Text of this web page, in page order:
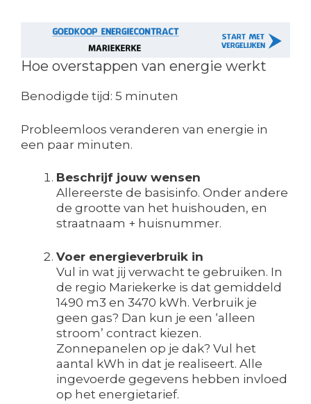
Hoe overstappen van energie werkt
Benodigde tijd: 5 minuten
Probleemloos veranderen van energie in
een paar minuten.
Beschrijf jouw wensen
Allereerste de basisinfo. Onder andere
de grootte van het huishouden, en
straatnaam + huisnummer.
Voer energieverbruik in
Vul in wat jij verwacht te gebruiken. In
de regio Mariekerke is dat gemiddeld
1490 m3 en 3470 kWh. Verbruik je
geen gas? Dan kun je een ‘alleen
stroom’ contract kiezen.
Zonnepanelen op je dak? Vul het
aantal kWh in dat je realiseert. Alle
ingevoerde gegevens hebben invloed
op het energietarief.